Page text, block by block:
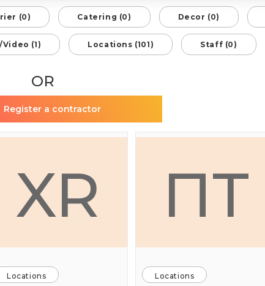
(0) Catering (0) Decor (0)
(1) Locations (101) Staff (0)
OR
Register a contractor
XR
Locations
ПТ
Locations